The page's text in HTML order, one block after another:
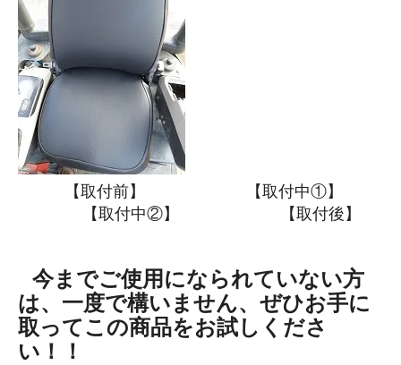
【取付前】 【取付中①】
【取付中②】 【取付後】
今までご使用になられていない方
は、一度で構いません、ぜひお手に
取ってこの商品をお試しくださ
い！！